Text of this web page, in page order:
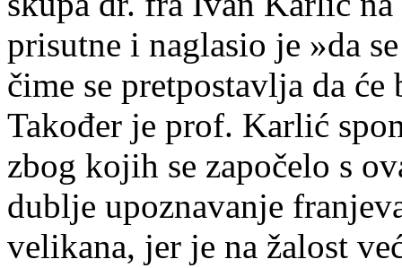
prisutne i naglasio je »da
čime se pretpostavlja da
Također je prof. Karlić
zbog kojih se započelo s
dublje upoznavanje
velikana, jer je na žalost